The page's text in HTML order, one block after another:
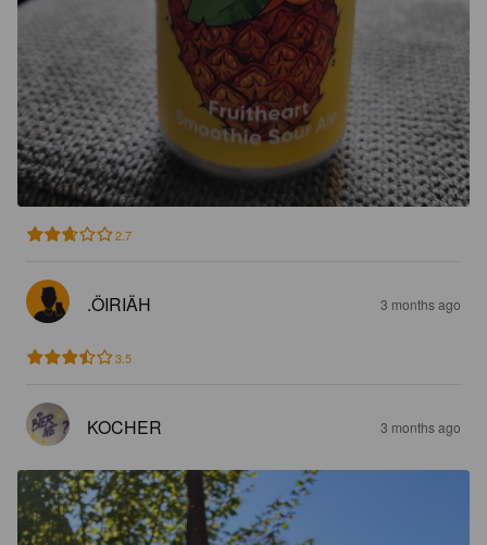
2.7
.ÖIRIÄH 3 months ago
3.5
KOCHER 3 months ago